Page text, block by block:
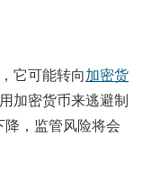
它可能转向加密货
加密货币来逃避制
，监管风险将会